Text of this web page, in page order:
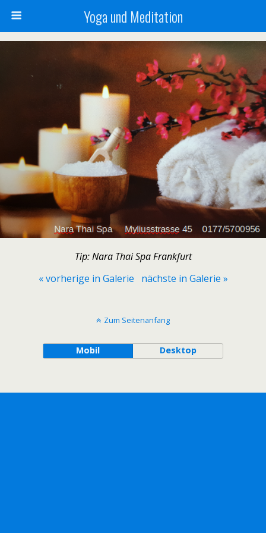
Yoga und Meditation
Tip: Nara Thai Spa Frankfurt
« vorherige in Galerie
nächste in Galerie »
Zum Seitenanfang
Mobil Desktop